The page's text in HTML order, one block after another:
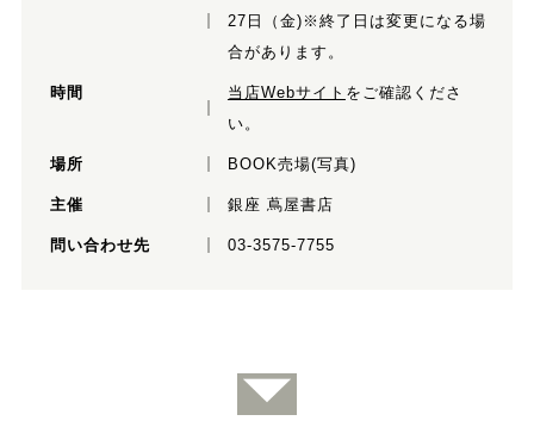
27日（金)※終了日は変更になる場
合があります。
時間 当店Webサイト をご確認くださ
い。
場所 BOOK売場(写真)
主催 銀座 蔦屋書店
問い合わせ先 03-3575-7755